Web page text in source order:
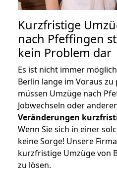
Kurzfristige
nach Pfeffingen
kein Problem dar
Es ist nicht immer
Berlin lange im Voraus
müssen Umzüge nach
Jobwechseln oder
Veränderungen
Wenn Sie sich in einer
keine Sorge! Unsere
kurzfristige Umzüge von
zu lösen.